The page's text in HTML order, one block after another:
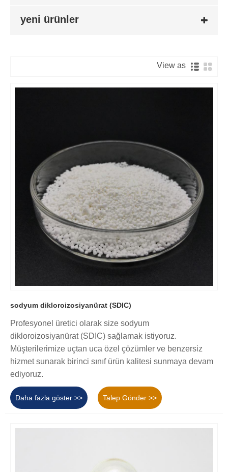
yeni ürünler
View as
sodyum dikloroizosiyanürat (SDIC)
Profesyonel üretici olarak size sodyum
dikloroizosiyanürat (SDIC) sağlamak istiyoruz.
Müşterilerimize uçtan uca özel çözümler ve benzersiz
hizmet sunarak birinci sınıf ürün kalitesi sunmaya devam
ediyoruz.
Daha fazla göster >> Talep Gönder >>